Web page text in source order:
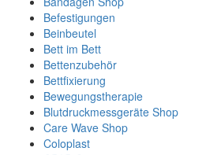
Befestigungen
Beinbeutel
Bett im Bett
Bettenzubehör
Bettfixierung
Bewegungstherapie
Blutdruckmessgeräte Shop
Care Wave Shop
Coloplast